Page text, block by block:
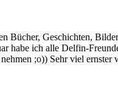
Geschichten,
habe ich alle Delfin-
;o)) Sehr viel